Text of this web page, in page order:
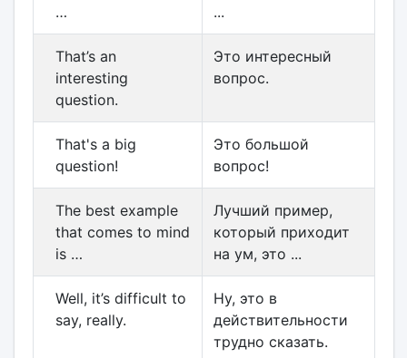
…
...
That’s an
interesting
question.
Это интересный
вопрос.
That's a big
question!
Это большой
вопрос!
The best example
that comes to mind
is …
Лучший пример,
который приходит
на ум, это ...
Well, it’s difficult to
say, really.
Ну, это в
действительности
трудно сказать.